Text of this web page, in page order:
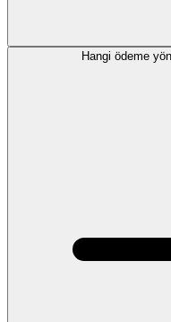
Hangi ödeme